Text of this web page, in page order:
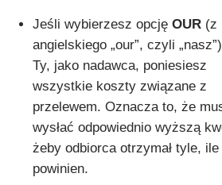
Jeśli wybierzesz opcję OUR (z
angielskiego „our”, czyli
Ty, jako nadawca, poniesiesz
wszystkie koszty związane z
przelewem. Oznacza to, że
wysłać odpowiednio wyższą
żeby odbiorca otrzymał tyle, ile
powinien.